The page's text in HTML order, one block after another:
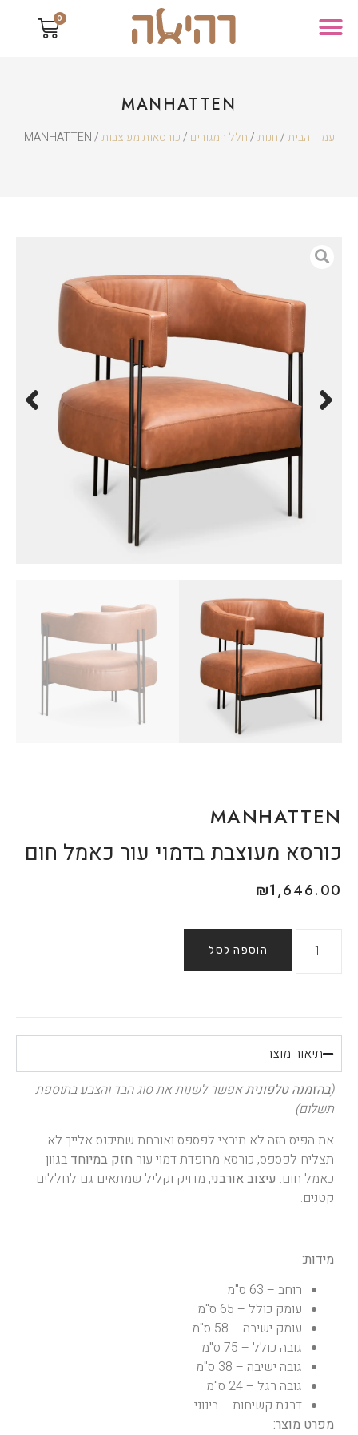
0
MANHATTEN
עמוד הבית/חנות/חלל המגורים /כורסאות מעוצבות/ MANHATTEN
MANHATTEN
כורסא מעוצבת בדמוי עור כאמל חום
₪1,646.00
הוספה לסל
תיאור מוצר
(בהזמנה טלפוניתאפשר לשנות את סוג הבד והצבע בתוספת
תשלום)
את הפיס הזה לא תירצי לפספס ואורחת שתיכנס אלייך לא
תצליח לפספס, כורסא מרופדת דמוי עור חזק במיוחד בגוון
כאמל חום. עיצוב אורבני, מדויק וקליל שמתאים גם לחללים
קטנים.
מידות:
רוחב – 63 ס"מ
עומק כולל – 65 ס"מ
עומק ישיבה – 58 ס"מ
גובה כולל – 75 ס"מ
גובה ישיבה – 38 ס"מ
גובה רגל – 24 ס"מ
דרגת קשיחות – בינוני
מפרט מוצר: